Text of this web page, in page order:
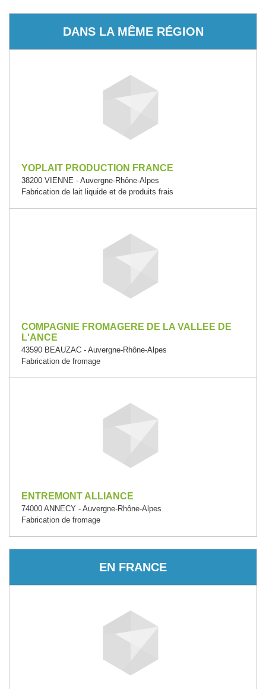
DANS LA MÊME RÉGION
YOPLAIT PRODUCTION FRANCE
38200 VIENNE - Auvergne-Rhône-Alpes
Fabrication de lait liquide et de produits frais
COMPAGNIE FROMAGERE DE LA VALLEE DE
L'ANCE
43590 BEAUZAC - Auvergne-Rhône-Alpes
Fabrication de fromage
ENTREMONT ALLIANCE
74000 ANNECY - Auvergne-Rhône-Alpes
Fabrication de fromage
EN FRANCE